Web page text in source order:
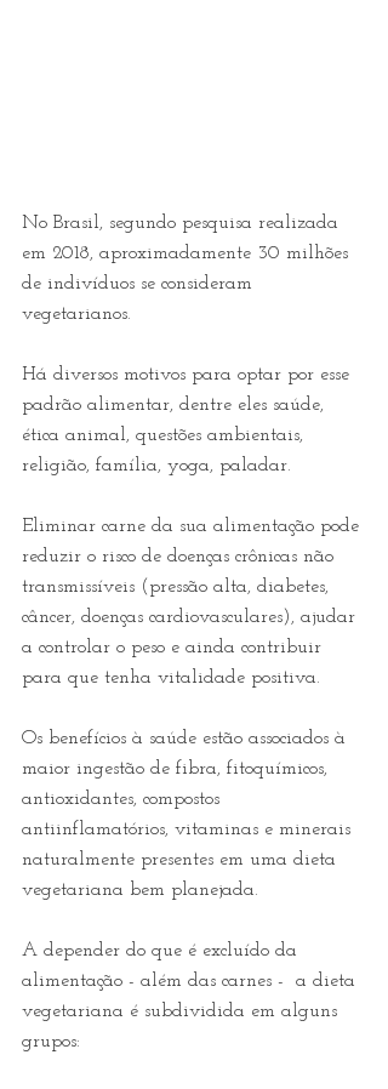
No Brasil, segundo pesquisa realizada
em 2018, aproximadamente 30 milhões
de indivíduos se consideram
vegetarianos.
Há diversos motivos para optar por esse
padrão alimentar, dentre eles saúde,
ética animal, questões ambientais,
religião, família, yoga, paladar.
Eliminar carne da sua alimentação pode
reduzir o risco de doenças crônicas não
transmissíveis (pressão alta, diabetes,
câncer, doenças cardiovasculares), ajudar
a controlar o peso e ainda contribuir
para que tenha vitalidade positiva.
Os benefícios à saúde estão associados à
maior ingestão de fibra, fitoquímicos,
antioxidantes, compostos
antiinflamatórios, vitaminas e minerais
naturalmente presentes em uma dieta
vegetariana bem planejada.
A depender do que é excluído da
alimentação - além das carnes -  a dieta
vegetariana é subdividida em alguns
grupos: